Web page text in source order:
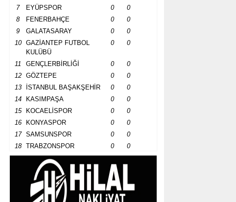
7
EYÜPSPOR 0
0
8
FENERBAHÇE 0
0
9
GALATASARAY 0
0
10
GAZİANTEP FUTBOL
KULÜBÜ
0 0
11 GENÇLERBİRLİĞİ 0
0
12
GÖZTEPE 0
0
13
İSTANBUL BAŞAKŞEHİR 0
0
14
KASIMPAŞA 0
0
15
KOCAELİSPOR 0
0
16
KONYASPOR 0
0
17
SAMSUNSPOR 0
0
18
TRABZONSPOR 0 0